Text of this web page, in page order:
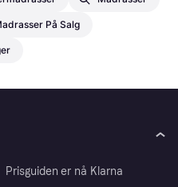
På Salg
Prisguiden er nå Klarna